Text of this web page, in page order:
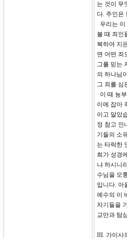
는 것이 무
다. 주인은
우리는
볼 때 죄인
복하여 지
면 어떤 죄
그를 믿는
의 하나님
그 죄를 심
이 때 농
이에 잡아
이고 말았
정 참고 인
기들의 소
는 타락한
희가 성경
냐 하시니
수님을 모
입니다. 아
예수의 이
자기들을
교만과 탐
III. 가이사